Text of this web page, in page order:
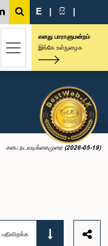
E | සි |
எனது பாராளுமன்றம்
இங்கே உள்நுழைக
சபை நடவடிக்கைமுறை (2026-05-19)
பதிவிறக்க